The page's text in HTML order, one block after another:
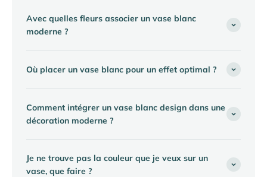
Avec quelles fleurs associer un vase blanc
moderne ?
Où placer un vase blanc pour un effet optimal ?
Comment intégrer un vase blanc design dans une
décoration moderne ?
Je ne trouve pas la couleur que je veux sur un
vase, que faire ?